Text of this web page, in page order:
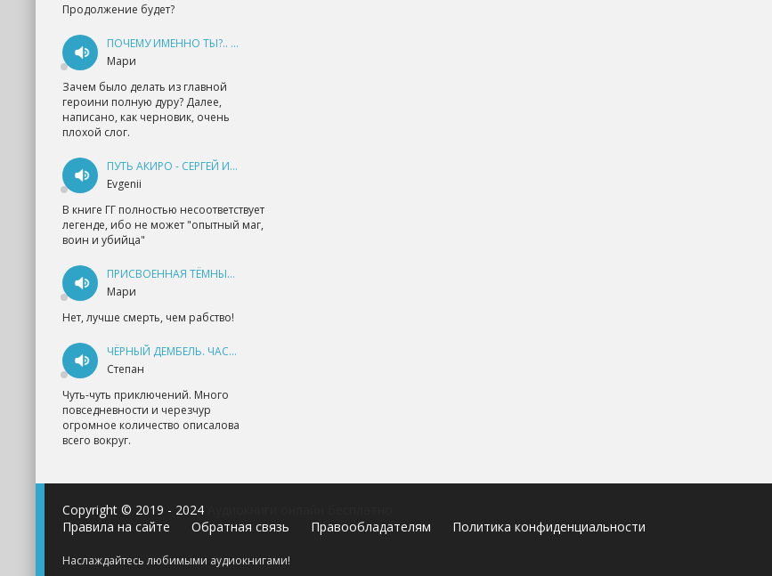
Продолжение будет?
ПОЧЕМУ ИМЕННО ТЫ?.. КНИГА 1 - ЕКАТЕРИНА ЮДИНА
Мари
Зачем было делать из главной
героини полную дуру? Далее,
написано, как черновик, очень
плохой слог.
ПУТЬ АКИРО - СЕРГЕЙ ИЗМАЙЛОВ
Evgenii
В книге ГГ полностью несоответствует
легенде, ибо не может "опытный маг,
воин и убийца"
ПРИСВОЕННАЯ ТЁМНЫМ. ПРОКЛЯТАЯ ЛЮБОВЬ - АННА ГЕРР
Мари
Нет, лучше смерть, чем рабство!
ЧЁРНЫЙ ДЕМБЕЛЬ. ЧАСТЬ 1 - АНДРЕЙ ФЕДИН
Степан
Чуть-чуть приключений. Много
повседневности и черезчур
огромное количество описалова
всего вокруг.
Copyright © 2019 - 2024
Правила на сайте
Обратная связь Правообладателям Политика конфиденциальности
Наслаждайтесь любимыми аудиокнигами!